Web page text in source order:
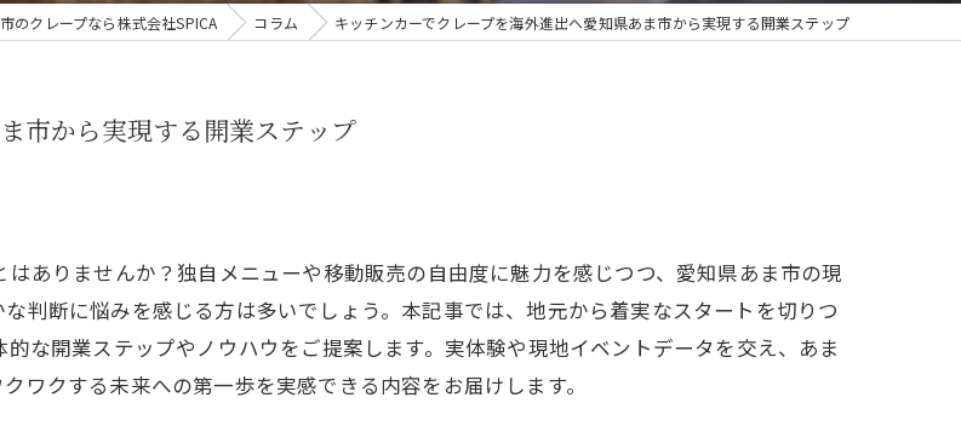
のクレープなら株式会社SPICA コラム キッチンカーでクレープを海外進出へ愛知県あま市から実現する開業ステップ
市から実現する開業ステップ
ありませんか？独自メニューや移動販売の自由度に魅力を感じつつ、愛知県あま市の現
判断に悩みを感じる方は多いでしょう。本記事では、地元から着実なスタートを切りつ
な開業ステップやノウハウをご提案します。実体験や現地イベントデータを交え、あま
ワクする未来への第一歩を実感できる内容をお届けします。